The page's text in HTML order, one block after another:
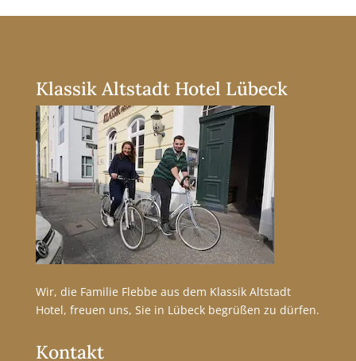
Klassik Altstadt Hotel Lübeck
Wir, die Familie Flebbe aus dem Klassik Altstadt
Hotel, freuen uns, Sie in Lübeck begrüßen zu dürfen.
Kontakt